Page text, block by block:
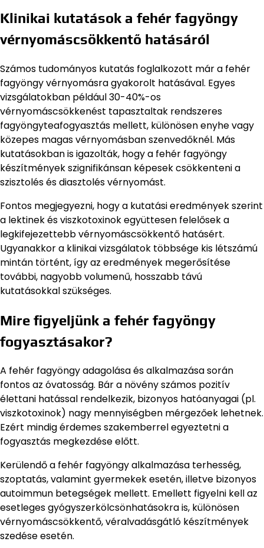
Klinikai kutatások a fehér fagyöngy
vérnyomáscsökkentő hatásáról
Számos tudományos kutatás foglalkozott már a fehér
fagyöngy vérnyomásra gyakorolt hatásával. Egyes
vizsgálatokban például 30-40%-os
vérnyomáscsökkenést tapasztaltak rendszeres
fagyöngyteafogyasztás mellett, különösen enyhe vagy
közepes magas vérnyomásban szenvedőknél. Más
kutatásokban is igazolták, hogy a fehér fagyöngy
készítmények szignifikánsan képesek csökkenteni a
szisztolés és diasztolés vérnyomást.
Fontos megjegyezni, hogy a kutatási eredmények szerint
a lektinek és viszkotoxinok együttesen felelősek a
legkifejezettebb vérnyomáscsökkentő hatásért.
Ugyanakkor a klinikai vizsgálatok többsége kis létszámú
mintán történt, így az eredmények megerősítése
további, nagyobb volumenű, hosszabb távú
kutatásokkal szükséges.
Mire figyeljünk a fehér fagyöngy
fogyasztásakor?
A fehér fagyöngy adagolása és alkalmazása során
fontos az óvatosság. Bár a növény számos pozitív
élettani hatással rendelkezik, bizonyos hatóanyagai (pl.
viszkotoxinok) nagy mennyiségben mérgezőek lehetnek.
Ezért mindig érdemes szakemberrel egyeztetni a
fogyasztás megkezdése előtt.
Kerülendő a fehér fagyöngy alkalmazása terhesség,
szoptatás, valamint gyermekek esetén, illetve bizonyos
autoimmun betegségek mellett. Emellett figyelni kell az
esetleges gyógyszerkölcsönhatásokra is, különösen
vérnyomáscsökkentő, véralvadásgátló készítmények
szedése esetén.